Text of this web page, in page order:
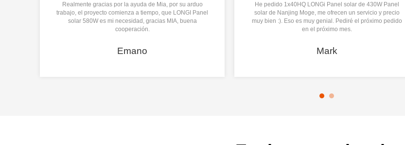
Realmente gracias por la ayuda de Mia, por su arduo
trabajo, el proyecto comienza a tiempo, que LONGI Panel
solar 580W es mi necesidad, gracias MIA, buena
cooperación.
Emano
He pedido 1x40HQ LONGi Panel solar de 430W Panel
solar de Nanjing Moge, me ofrecen un servicio y precio
muy bien :). Eso es muy genial. Pediré el próximo pedido
en el próximo mes.
Mark